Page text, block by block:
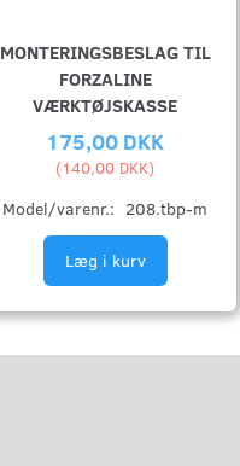
MONTERINGSBESLAG TIL
FORZALINE
VÆRKTØJSKASSE
175,00 DKK
(140,00 DKK)
Model/varenr.: 208.tbp-m
Læg i kurv